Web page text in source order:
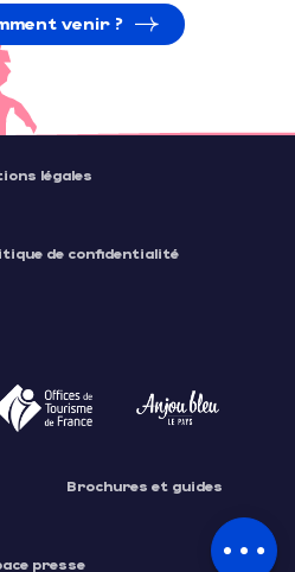
Description
Contacter par email
venir ?
légales
de confidentialité
Brochures et guides
presse